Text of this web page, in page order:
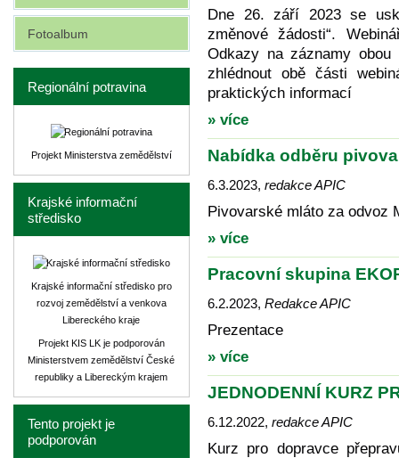
Dne 26. září 2023 se
změnové žádosti“.
Odkazy na záznamy obou
zhlédnout obě části
praktických informací
» více
Nabídka odběru
6.3.2023, redakce APIC
Pivovarské mláto za odvoz
» více
Pracovní skupina
6.2.2023, Redakce APIC
Prezentace
» více
JEDNODENNÍ KURZ
6.12.2022, redakce APIC
Kurz pro dopravce
Fotoalbum
Regionální potravina
Projekt Ministerstva zemědělství
Krajské informační
středisko
Krajské informační středisko pro
rozvoj zemědělství a venkova
Libereckého kraje
Projekt KIS LK je podporován
Ministerstvem zemědělství České
republiky a Libereckým krajem
Tento projekt je
podporován